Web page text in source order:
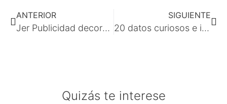
ANTERIOR
Jer Publicidad decora la Feria de Artesanía – FARCAMA
SIGUIENTE
20 datos curiosos e interesantes sobre diseño gráfico
Quizás te interese